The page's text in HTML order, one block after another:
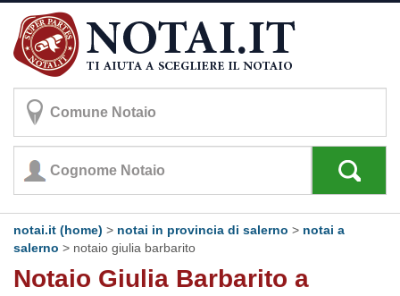
notai.it (home) > notai in provincia di salerno > notai a
salerno > notaio giulia barbarito
Notaio Giulia Barbarito a